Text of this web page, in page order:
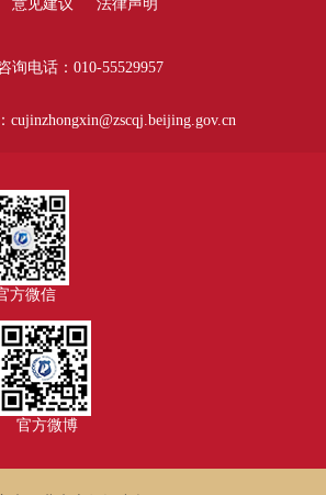
意见建议 法律声明
询电话：010-55529957
cujinzhongxin@zscqj.beijing.gov.cn
方微信
官方微博